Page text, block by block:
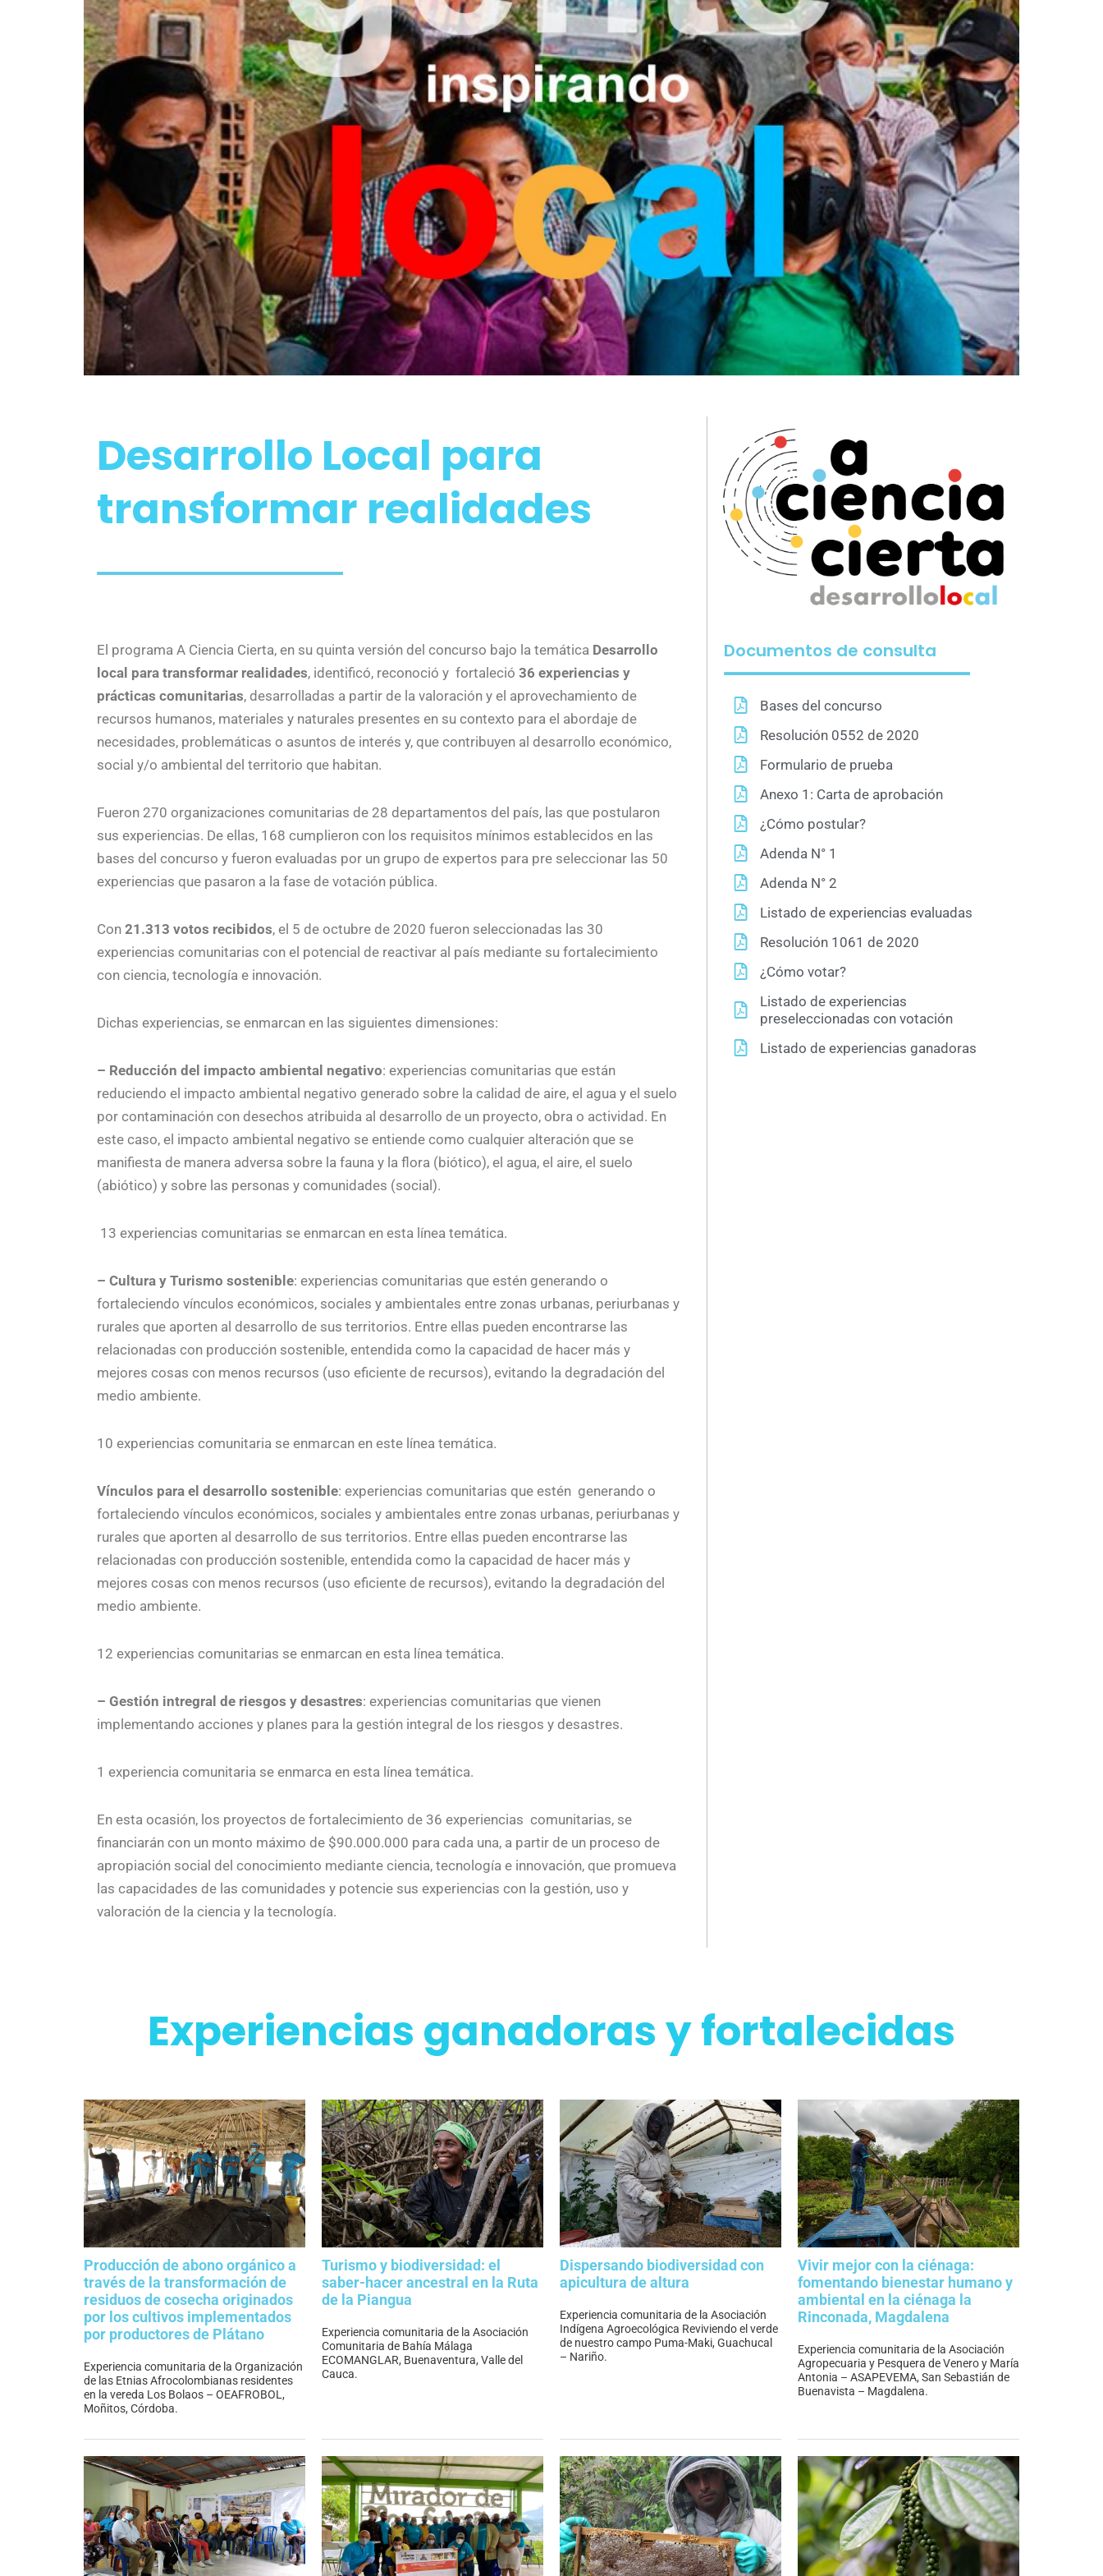
Desarrollo Local para
transformar realidades
El programa A Ciencia Cierta, en su quinta versión del concurso bajo la temática Desarrollo
local para transformar realidades, identificó, reconoció y fortaleció 36 experiencias y
prácticas comunitarias, desarrolladas a partir de la valoración y el aprovechamiento de
recursos humanos, materiales y naturales presentes en su contexto para el abordaje de
necesidades, problemáticas o asuntos de interés y, que contribuyen al desarrollo económico,
social y/o ambiental del territorio que habitan.
Fueron 270 organizaciones comunitarias de 28 departamentos del país, las que postularon
sus experiencias. De ellas, 168 cumplieron con los requisitos mínimos establecidos en las
bases del concurso y fueron evaluadas por un grupo de expertos para pre seleccionar las 50
experiencias que pasaron a la fase de votación pública.
Con 21.313 votos recibidos, el 5 de octubre de 2020 fueron seleccionadas las 30
experiencias comunitarias con el potencial de reactivar al país mediante su fortalecimiento
con ciencia, tecnología e innovación.
Dichas experiencias, se enmarcan en las siguientes dimensiones:
– Reducción del impacto ambiental negativo: experiencias comunitarias que están
reduciendo el impacto ambiental negativo generado sobre la calidad de aire, el agua y el suelo
por contaminación con desechos atribuida al desarrollo de un proyecto, obra o actividad. En
este caso, el impacto ambiental negativo se entiende como cualquier alteración que se
manifiesta de manera adversa sobre la fauna y la flora (biótico), el agua, el aire, el suelo
(abiótico) y sobre las personas y comunidades (social).
13 experiencias comunitarias se enmarcan en esta línea temática.
– Cultura y Turismo sostenible: experiencias comunitarias que estén generando o
fortaleciendo vínculos económicos, sociales y ambientales entre zonas urbanas, periurbanas y
rurales que aporten al desarrollo de sus territorios. Entre ellas pueden encontrarse las
relacionadas con producción sostenible, entendida como la capacidad de hacer más y
mejores cosas con menos recursos (uso eficiente de recursos), evitando la degradación del
medio ambiente.
10 experiencias comunitaria se enmarcan en este línea temática.
Vínculos para el desarrollo sostenible: experiencias comunitarias que estén generando o
fortaleciendo vínculos económicos, sociales y ambientales entre zonas urbanas, periurbanas y
rurales que aporten al desarrollo de sus territorios. Entre ellas pueden encontrarse las
relacionadas con producción sostenible, entendida como la capacidad de hacer más y
mejores cosas con menos recursos (uso eficiente de recursos), evitando la degradación del
medio ambiente.
12 experiencias comunitarias se enmarcan en esta línea temática.
– Gestión intregral de riesgos y desastres: experiencias comunitarias que vienen
implementando acciones y planes para la gestión integral de los riesgos y desastres.
1 experiencia comunitaria se enmarca en esta línea temática.
En esta ocasión, los proyectos de fortalecimiento de 36 experiencias comunitarias, se
financiarán con un monto máximo de $90.000.000 para cada una, a partir de un proceso de
apropiación social del conocimiento mediante ciencia, tecnología e innovación, que promueva
las capacidades de las comunidades y potencie sus experiencias con la gestión, uso y
valoración de la ciencia y la tecnología.
Documentos de consulta
Bases del concurso
Resolución 0552 de 2020
Formulario de prueba
Anexo 1: Carta de aprobación
¿Cómo postular?
Adenda N° 1
Adenda N° 2
Listado de experiencias evaluadas
Resolución 1061 de 2020
¿Cómo votar?
Listado de experiencias
preseleccionadas con votación
Listado de experiencias ganadoras
Experiencias ganadoras y fortalecidas
Producción de abono orgánico a
través de la transformación de
residuos de cosecha originados
por los cultivos implementados
por productores de Plátano
Experiencia comunitaria de la Organización
de las Etnias Afrocolombianas residentes
en la vereda Los Bolaos – OEAFROBOL,
Moñitos, Córdoba.
Turismo y biodiversidad: el
saber-hacer ancestral en la Ruta
de la Piangua
Experiencia comunitaria de la Asociación
Comunitaria de Bahía Málaga
ECOMANGLAR, Buenaventura, Valle del
Cauca.
Dispersando biodiversidad con
apicultura de altura
Experiencia comunitaria de la Asociación
Indígena Agroecológica Reviviendo el verde
de nuestro campo Puma-Maki, Guachucal
– Nariño.
Vivir mejor con la ciénaga:
fomentando bienestar humano y
ambiental en la ciénaga la
Rinconada, Magdalena
Experiencia comunitaria de la Asociación
Agropecuaria y Pesquera de Venero y María
Antonia – ASAPEVEMA, San Sebastián de
Buenavista – Magdalena.